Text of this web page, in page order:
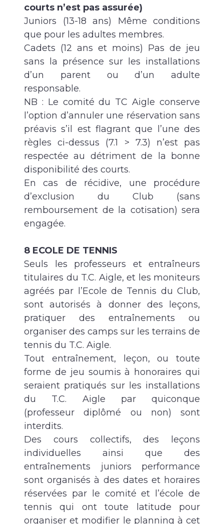
courts n’est pas assurée)
Juniors (13-18 ans) Même conditions
que pour les adultes membres.
Cadets (12 ans et moins) Pas de jeu
sans la présence sur les installations
d’un parent ou d’un adulte
responsable.
NB : Le comité du TC Aigle conserve
l’option d’annuler une réservation sans
préavis s’il est flagrant que l’une des
règles ci-dessus (7.1 > 7.3) n’est pas
respectée au détriment de la bonne
disponibilité des courts.
En cas de récidive, une procédure
d’exclusion du Club (sans
remboursement de la cotisation) sera
engagée.
8 ECOLE DE TENNIS
Seuls les professeurs et entraîneurs
titulaires du T.C. Aigle, et les moniteurs
agréés par l’Ecole de Tennis du Club,
sont autorisés à donner des leçons,
pratiquer des entraînements ou
organiser des camps sur les terrains de
tennis du T.C. Aigle.
Tout entraînement, leçon, ou toute
forme de jeu soumis à honoraires qui
seraient pratiqués sur les installations
du T.C. Aigle par quiconque
(professeur diplômé ou non) sont
interdits.
Des cours collectifs, des leçons
individuelles ainsi que des
entraînements juniors performance
sont organisés à des dates et horaires
réservées par le comité et l’école de
tennis qui ont toute latitude pour
organiser et modifier le planning à cet